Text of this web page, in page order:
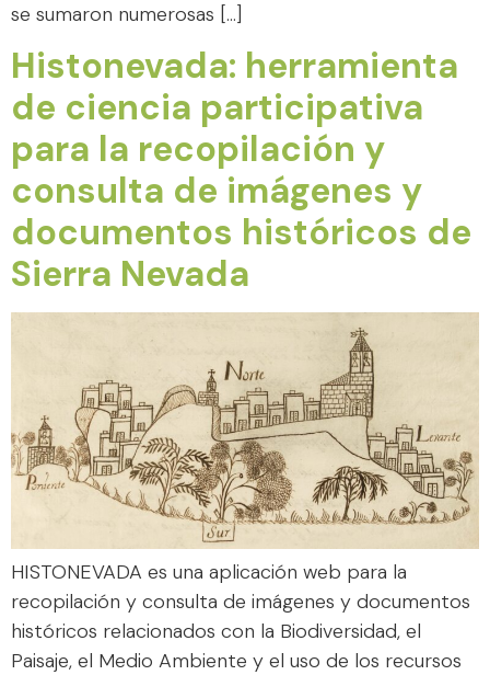
se sumaron numerosas […]
Histonevada: herramienta
de ciencia participativa
para la recopilación y
consulta de imágenes y
documentos históricos de
Sierra Nevada
HISTONEVADA es una aplicación web para la
recopilación y consulta de imágenes y documentos
históricos relacionados con la Biodiversidad, el
Paisaje, el Medio Ambiente y el uso de los recursos